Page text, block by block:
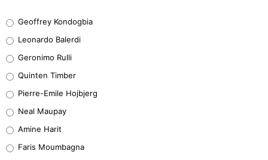
38%
32%
5%
1%
Geoffrey Kondogbia
Leonardo Balerdi
Geronimo Rulli
Quinten Timber
Pierre-Emile Hojbjerg
Neal Maupay
Amine Harit
Faris Moumbagna